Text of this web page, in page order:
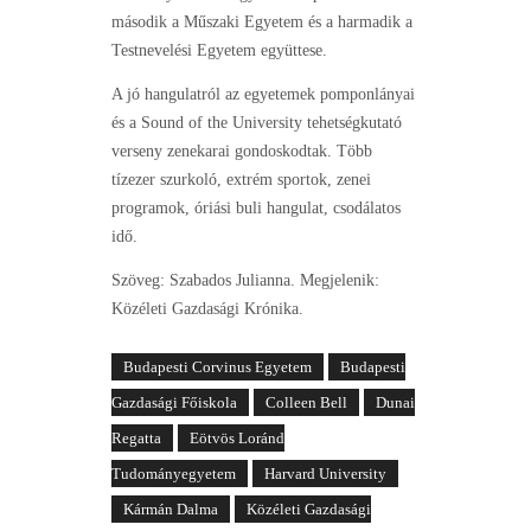
második a Műszaki Egyetem és a harmadik a
Testnevelési Egyetem együttese.
A jó hangulatról az egyetemek pomponlányai
és a Sound of the University tehetségkutató
verseny zenekarai gondoskodtak. Több
tízezer szurkoló, extrém sportok, zenei
programok, óriási buli hangulat, csodálatos
idő.
Szöveg: Szabados Julianna. Megjelenik:
Közéleti Gazdasági Krónika.
Budapesti Corvinus Egyetem
Budapesti
Gazdasági Főiskola
Colleen Bell
Dunai
Regatta
Eötvös Loránd
Tudományegyetem
Harvard University
Kármán Dalma
Közéleti Gazdasági